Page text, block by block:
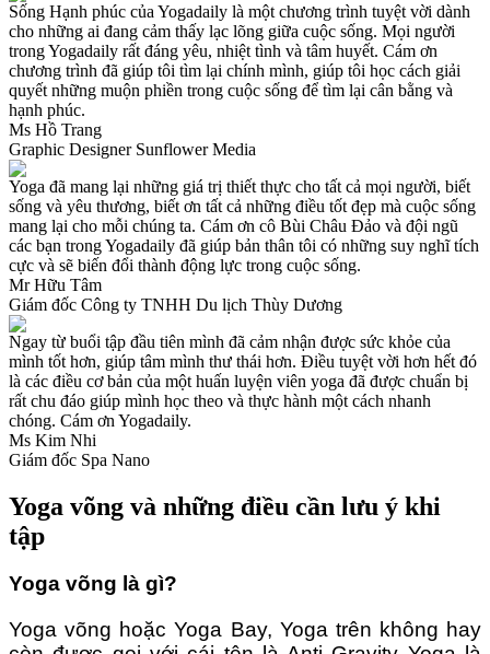
Sống Hạnh phúc của Yogadaily là một chương trình tuyệt vời dành
cho những ai đang cảm thấy lạc lõng giữa cuộc sống. Mọi người
trong Yogadaily rất đáng yêu, nhiệt tình và tâm huyết. Cám ơn
chương trình đã giúp tôi tìm lại chính mình, giúp tôi học cách giải
quyết những muộn phiền trong cuộc sống để tìm lại cân bằng và
hạnh phúc.
Ms Hồ Trang
Graphic Designer Sunflower Media
Yoga đã mang lại những giá trị thiết thực cho tất cả mọi người, biết
sống và yêu thương, biết ơn tất cả những điều tốt đẹp mà cuộc sống
mang lại cho mỗi chúng ta. Cám ơn cô Bùi Châu Đảo và đội ngũ
các bạn trong Yogadaily đã giúp bản thân tôi có những suy nghĩ tích
cực và sẽ biến đổi thành động lực trong cuộc sống.
Mr Hữu Tâm
Giám đốc Công ty TNHH Du lịch Thùy Dương
Ngay từ buổi tập đầu tiên mình đã cảm nhận được sức khỏe của
mình tốt hơn, giúp tâm mình thư thái hơn. Điều tuyệt vời hơn hết đó
là các điều cơ bản của một huấn luyện viên yoga đã được chuẩn bị
rất chu đáo giúp mình học theo và thực hành một cách nhanh
chóng. Cám ơn Yogadaily.
Ms Kim Nhi
Giám đốc Spa Nano
Yoga võng và những điều cần lưu ý khi
tập
Yoga võng là gì?
Yoga võng hoặc Yoga Bay, Yoga trên không hay